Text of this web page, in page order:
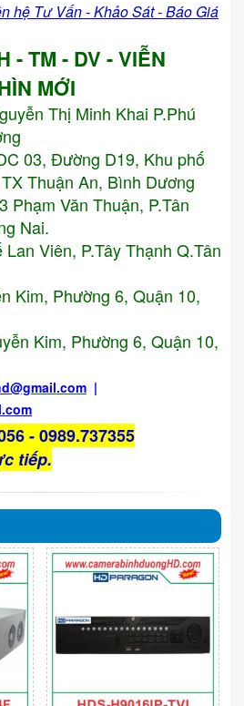
hệ Tư Vấn - Khảo Sát - Báo Giá
- TM - DV - VIỄN
MỚI
Thị Minh Khai P.Phú
03, Đường D19, Khu phố
Thuận An, Bình Dương
Phạm Văn Thuận, P.Tân
Nai.
Viên, P.Tây Thạnh Q.Tân
Kim, Phường 6, Quận 10,
Kim, Phường 6, Quận 10,
@gmail.com |
- 0989.737355
tiếp.